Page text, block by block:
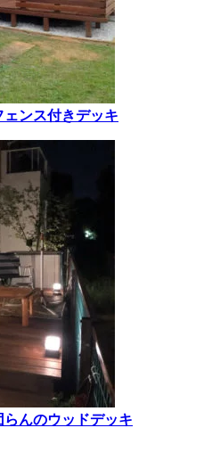
ェンス付きデッキ
らんのウッドデッキ